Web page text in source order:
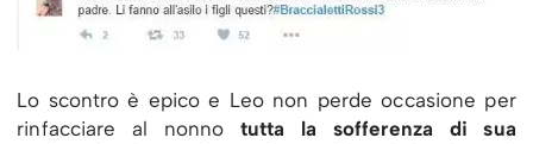
Lo scontro è epico e Leo non perde occasione per
rinfacciare al nonno tutta la sofferenza di sua